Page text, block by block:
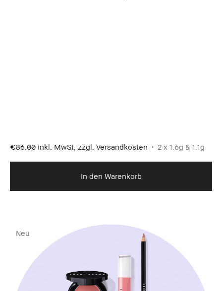
€86.00 inkl. MwSt, zzgl. Versandkosten 2 x 1.6g & 1.1g
In den Warenkorb
Neu